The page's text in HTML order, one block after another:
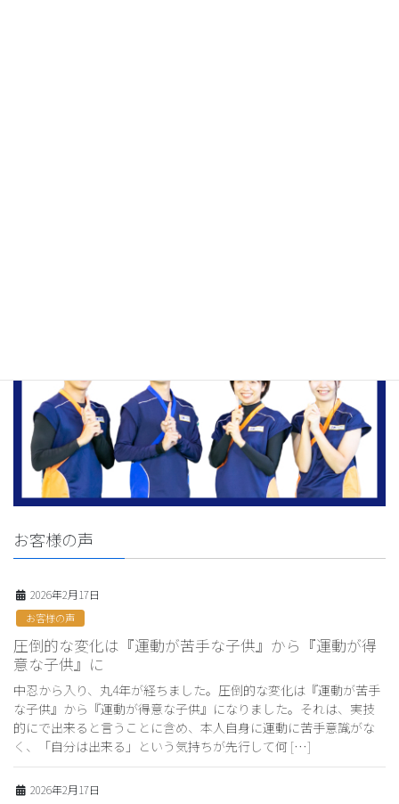
お客様の声
2026年2月17日
お客様の声
圧倒的な変化は『運動が苦手な子供』から『運動が得
意な子供』に
中忍から入り、丸4年が経ちました。圧倒的な変化は『運動が苦手
な子供』から『運動が得意な子供』になりました。それは、実技
的にで出来ると言うことに含め、本人自身に運動に苦手意識がな
く、「自分は出来る」という気持ちが先行して何 […]
2026年2月17日